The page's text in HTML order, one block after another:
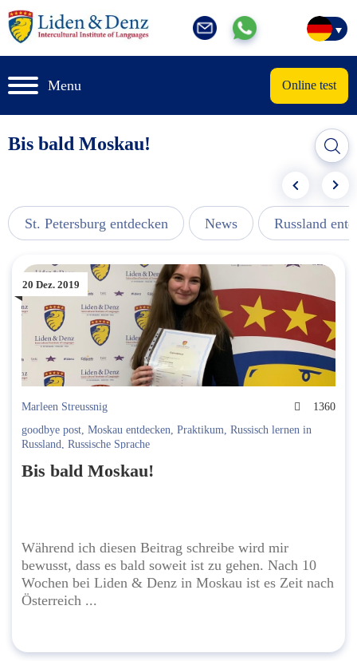
Menu Online test
Bis bald Moskau!
St. Petersburg entdecken News Russland
20 Dez. 2019
Marleen Streussnig
1360
goodbye post, Moskau entdecken, Praktikum, Russisch lernen in
Russland, Russische Sprache
Bis bald Moskau!
Während ich diesen Beitrag schreibe wird mir
bewusst, dass es bald soweit ist zu gehen. Nach 10
Wochen bei Liden & Denz in Moskau ist es Zeit nach
Österreich ...